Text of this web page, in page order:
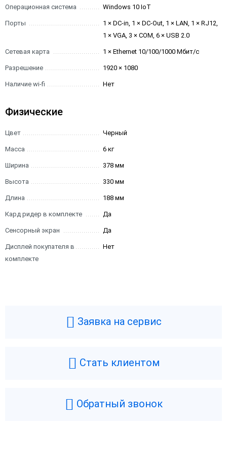
Операционная система Windows 10 IoT
Порты
1 × DC-in, 1 × DC-Out, 1 × LAN, 1 × RJ12,
1 × VGA, 3 × COM, 6 × USB 2.0
Сетевая карта 1 × Ethernet 10/100/1000 Мбит/с
Разрешение 1920 × 1080
Наличие wi-fi Нет
Физические
Цвет Черный
Масса 6 кг
Ширина 378 мм
Высота 330 мм
Длина 188 мм
Кард ридер в комплекте Да
Сенсорный экран Да
Дисплей покупателя в
комплекте
Нет
Заявка на сервис
Стать клиентом
Обратный звонок